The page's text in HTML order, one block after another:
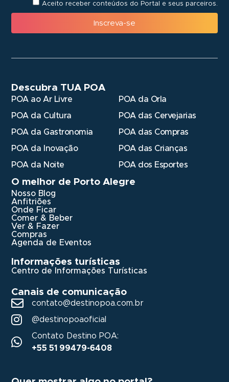
Aceito receber conteúdos do Portal e seus parceiros.
Inscreva-se
Descubra TUA POA
POA ao Ar Livre
POA da Cultura
POA da Gastronomia
POA da Inovação
POA da Noite
POA da Orla
POA das Cervejarias
POA das Compras
POA das Crianças
POA dos Esportes
O melhor de Porto Alegre
Nosso Blog
Anfitriões
Onde Ficar
Comer & Beber
Ver & Fazer
Compras
Agenda de Eventos
Informações turísticas
Centro de Informações Turísticas
Canais de comunicação
contato@destinopoa.com.br
@destinopoaoficial
Contato Destino POA:
+55 51 99479-6408